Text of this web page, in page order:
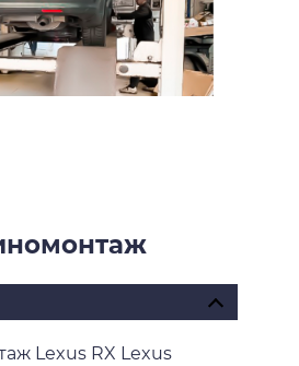
Lexus RX Lexus